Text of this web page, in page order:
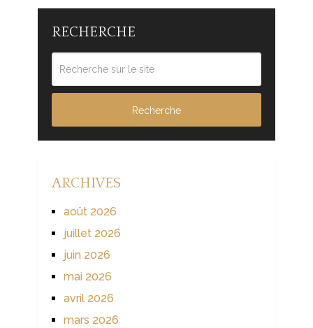
RECHERCHE
ARCHIVES
août 2026
juillet 2026
juin 2026
mai 2026
avril 2026
mars 2026